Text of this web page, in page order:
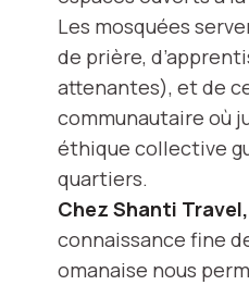
Les mosquées
de prière,
attenantes), et de
communautaire où
éthique collective
quartiers.
Chez Shanti Travel,
connaissance fine
omanaise nous